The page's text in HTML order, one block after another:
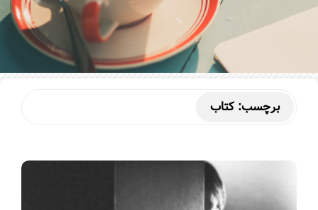
برچسب: کتاب